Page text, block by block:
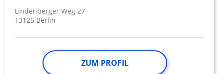
Lindenberger Weg 27
13125 Berlin
ZUM PROFIL